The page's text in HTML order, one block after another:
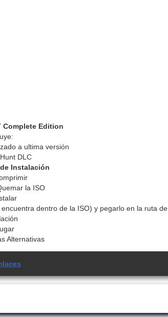
Complete Edition
a ultima versión
DLC
Instalación
la ISO
dentro de la ISO) y pegarlo en la ruta de
Alternativas